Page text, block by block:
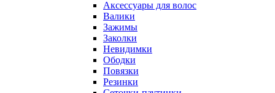
Аксессуары для волос
Валики
Зажимы
Заколки
Невидимки
Ободки
Повязки
Резинки